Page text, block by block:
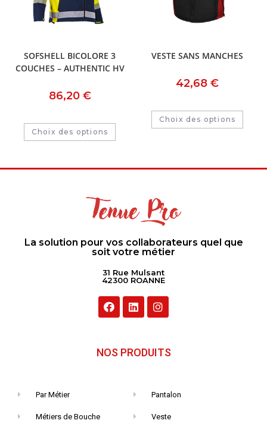
SOFSHELL BICOLORE 3
COUCHES – AUTHENTIC HV
86,20 €
Choix des options
VESTE SANS MANCHES
42,68 €
Choix des options
La solution pour vos collaborateurs quel que
soit votre métier
31 Rue Mulsant
42300 ROANNE
NOS PRODUITS
Par Métier
Métiers de Bouche
Pantalon
Veste